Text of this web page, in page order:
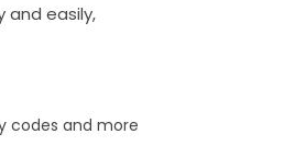
and easily,
codes and more